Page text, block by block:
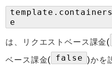
e
は、リクエストベース課金(
ベース課金(
false )かを